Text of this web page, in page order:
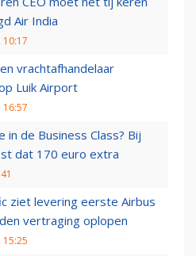
Air India
10:17
vrachtafhandelaar
Luik Airport
16:57
in de Business Class? Bij
dat 170 euro extra
ziet levering eerste Airbus
vertraging oplopen
15:25